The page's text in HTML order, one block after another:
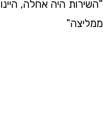
"השירות היה אחלה,
ממליצה"